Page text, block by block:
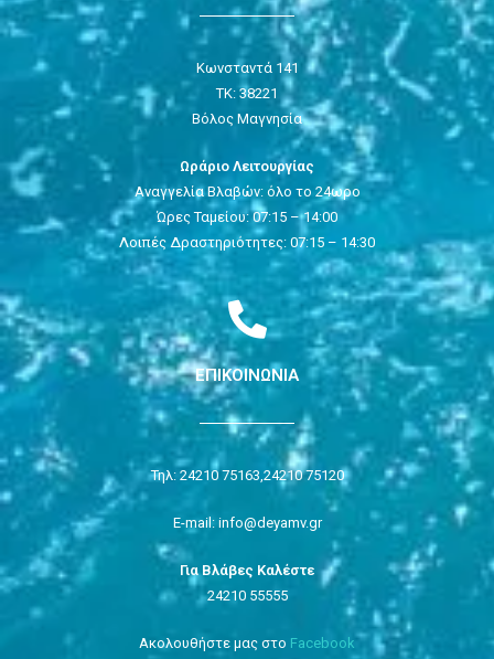
Κωνσταντά 141
ΤΚ: 38221
Βόλος Μαγνησία
Ωράριο Λειτουργίας
Αναγγελία Βλαβών: όλο το 24ωρο
Ώρες Ταμείου: 07:15 – 14:00
Λοιπές Δραστηριότητες: 07:15 – 14:30
ΕΠΙΚΟΙΝΩΝΙΑ
Τηλ: 24210 75163, 24210 75120
E-mail: info@deyamv.gr
Για Βλάβες Καλέστε
24210 55555
Ακολουθήστε μας στο Facebook